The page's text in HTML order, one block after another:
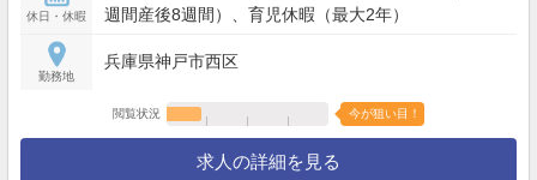
休日・休暇
週間産後8週間）、育児休暇（最大2年）
勤務地
兵庫県神戸市西区
閲覧状況 今が狙い目！
求人の詳細を見る